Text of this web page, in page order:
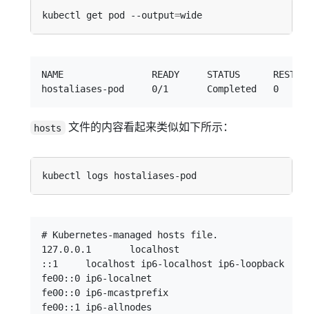
kubectl get pod --output=
NAME                READY     STATUS
hosts 文件的内容看起来类似如下所示：
# Kubernetes-managed hosts file.
127.0.0.1	localhost
::1	localhost ip6-localhost ip6-loopback
fe00::0	ip6-localnet
fe00::0	ip6-mcastprefix
fe00::1	ip6-allnodes